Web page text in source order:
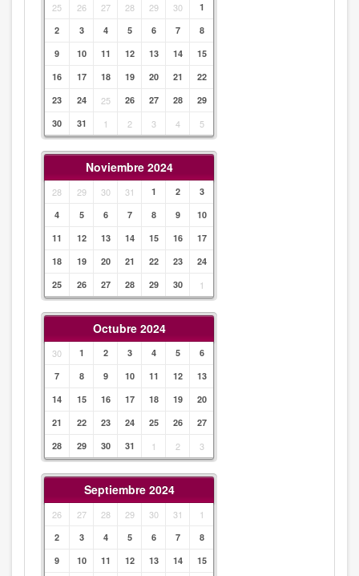
25 26 27 28 29 30
1
2
3 4 5 6 7
8
9
10 11 12 13 14
15
16
17 18 19 20 21
22
23
24 25 26 27 28
29
30
31 1 2 3 4 5
Noviembre 2024
28 29 30 31 1 2
3
4
5 6 7 8 9
10
11
12 13 14 15 16
17
18
19 20 21 22 23
24
25
26 27 28 29 30 1
Octubre 2024
30 1 2 3 4 5
6
7
8 9 10 11 12
13
14
15 16 17 18 19
20
21
22 23 24 25 26
27
28
29 30 31 1 2 3
Septiembre 2024
26 27 28 29 30 31 1
2 3 4 5 6 7
8
9
10 11 12 13 14
15